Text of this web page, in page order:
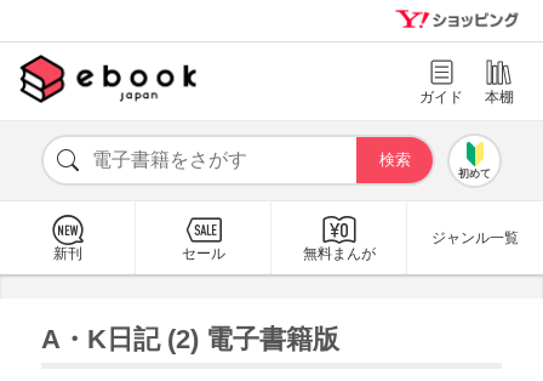
ガイド 本棚
初めて
新刊 セール 無料まんが
ジャンル一覧
A・K日記 (2) 電子書籍版